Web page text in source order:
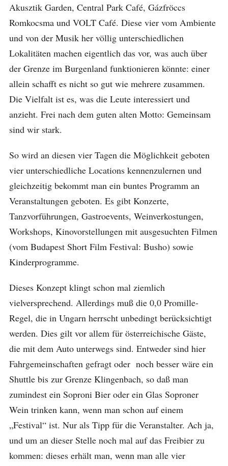
Akusztik Garden, Central Park Café, Gázfröccs
Romkocsma und VOLT Café. Diese vier vom Ambiente
und von der Musik her völlig unterschiedlichen
Lokalitäten machen eigentlich das vor, was auch über
der Grenze im Burgenland funktionieren könnte: einer
allein schafft es nicht so gut wie mehrere zusammen.
Die Vielfalt ist es, was die Leute interessiert und
anzieht. Frei nach dem guten alten Motto: Gemeinsam
sind wir stark.
So wird an diesen vier Tagen die Möglichkeit geboten
vier unterschiedliche Locations kennenzulernen und
gleichzeitig bekommt man ein buntes Programm an
Veranstaltungen geboten. Es gibt Konzerte,
Tanzvorführungen, Gastroevents, Weinverkostungen,
Workshops, Kinovorstellungen mit ausgesuchten Filmen
(vom Budapest Short Film Festival: Busho) sowie
Kinderprogramme.
Dieses Konzept klingt schon mal ziemlich
vielversprechend. Allerdings muß die 0,0 Promille-
Regel, die in Ungarn herrscht unbedingt berücksichtigt
werden. Dies gilt vor allem für österreichische Gäste,
die mit dem Auto unterwegs sind. Entweder sind hier
Fahrgemeinschaften gefragt oder noch besser wäre ein
Shuttle bis zur Grenze Klingenbach, so daß man
zumindest ein Soproni Bier oder ein Glas Soproner
Wein trinken kann, wenn man schon auf einem
„Festival“ ist. Nur als Tipp für die Veranstalter. Ach ja,
und um an dieser Stelle noch mal auf das Freibier zu
kommen: dieses erhält man, wenn man alle vier